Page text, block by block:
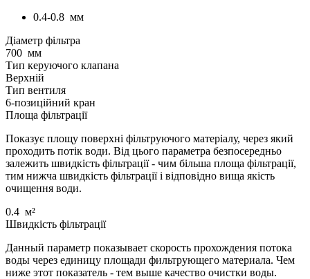
0.4-0.8 мм
Діаметр фільтра
700 мм
Тип керуючого клапана
Верхній
Тип вентиля
6-позиційний кран
Площа фільтрації
Показує площу поверхні фільтруючого матеріалу, через який
проходить потік води. Від цього параметра безпосередньо
залежить швидкість фільтрації - чим більша площа фільтрації,
тим нижча швидкість фільтрації і відповідно вища якість
очищення води.
0.4 м²
Швидкість фільтрації
Данный параметр показывает скорость прохождения потока
воды через единицу площади фильтрующего материала. Чем
ниже этот показатель - тем выше качество очистки воды.